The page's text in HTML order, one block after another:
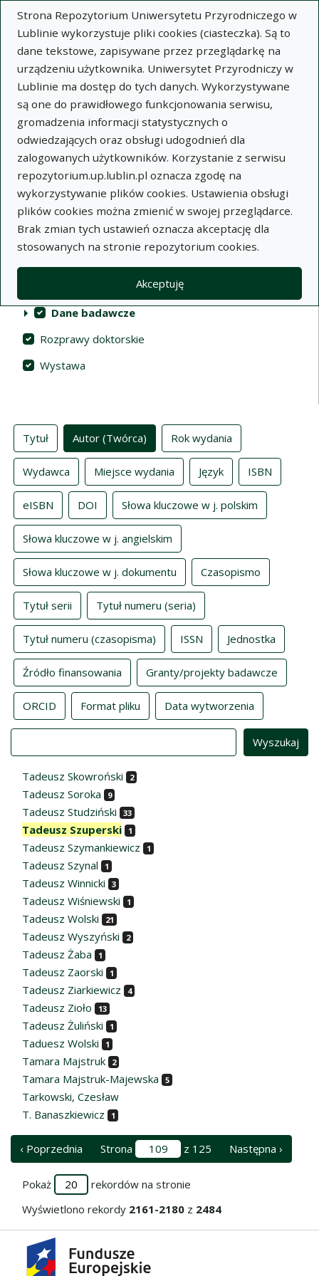
Strona Repozytorium Uniwersytetu Przyrodniczego w
Lublinie wykorzystuje pliki cookies (ciasteczka). Są to
dane tekstowe, zapisywane przez przeglądarkę na
urządzeniu użytkownika. Uniwersytet Przyrodniczy w
Lublinie ma dostęp do tych danych. Wykorzystywane
są one do prawidłowego funkcjonowania serwisu,
gromadzenia informacji statystycznych o
odwiedzających oraz obsługi udogodnień dla
zalogowanych użytkowników. Korzystanie z serwisu
repozytorium.up.lublin.pl oznacza zgodę na
wykorzystywanie plików cookies. Ustawienia obsługi
plików cookies można zmienić w swojej przeglądarce.
Brak zmian tych ustawień oznacza akceptację dla
stosowanych na stronie repozytorium cookies.
Akceptuję
Repozytorium Uniwersytetu
Przyrodniczego w Lublinie
Indeksy
Akcje na kolekcjach Wyczyść Zaznacz wszystko
Kolekcje(automatyczne przeładowanie treści)
Publikacje naukowe
Materiały audiowizualne
Dane badawcze
Rozprawy doktorskie
Wystawa
Indeksy
Tytuł Autor (Twórca) Rok wydania
Wydawca Miejsce wydania Język ISBN
eISBN DOI Słowa kluczowe w j. polskim
Słowa kluczowe w j. angielskim
Słowa kluczowe w j. dokumentu Czasopismo
Tytuł serii Tytuł numeru (seria)
Tytuł numeru (czasopisma) ISSN Jednostka
Źródło finansowania Granty/projekty badawcze
ORCID Format pliku Data wytworzenia
Tadeusz Skowroński 2
Tadeusz Soroka 9
Tadeusz Studziński 33
Tadeusz Szuperski 1
Tadeusz Szymankiewicz 1
Tadeusz Szynal 1
Tadeusz Winnicki 3
Tadeusz Wiśniewski 1
Tadeusz Wolski 21
Tadeusz Wyszyński 2
Tadeusz Żaba 1
Tadeusz Zaorski 1
Tadeusz Ziarkiewicz 4
Tadeusz Zioło 13
Tadeusz Żuliński 1
Taduesz Wolski 1
Tamara Majstruk 2
Tamara Majstruk-Majewska 5
Tarkowski, Czesław
T. Banaszkiewicz
1
‹ Poprzednia Strona z 125 Następna ›
Pokaż
rekordów na stronie
Wyświetlono rekordy 2161-2180 z 2484